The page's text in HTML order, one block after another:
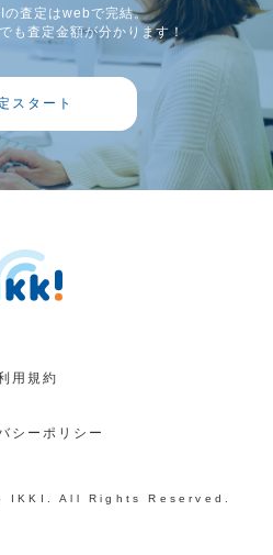
査定はwebで完結。
も査定金額が分かります！
スタート
用規約
シーポリシー
IKKI. All Rights Reserved.